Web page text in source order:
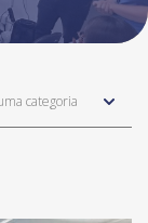
categoria